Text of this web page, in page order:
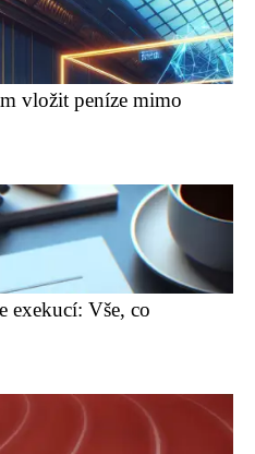
vložit peníze mimo
exekucí: Vše, co